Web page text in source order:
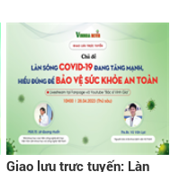
Giao lưu trực tuyến: Làn